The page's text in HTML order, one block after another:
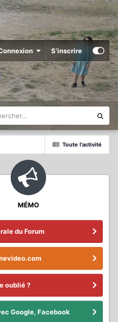
S’inscrire
Toute l’activité
MÉMO
du Forum
oublié ?
Google, Facebook